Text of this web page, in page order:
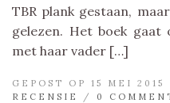
TBR plank gestaan,
gelezen. Het boek gaat
met haar vader […]
GEPOST OP 15 MEI 2015
RECENSIE
/ 0